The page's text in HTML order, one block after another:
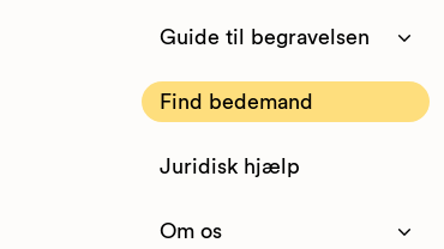
Guide til begravelsen
Find bedemand
Juridisk hjælp
Om os